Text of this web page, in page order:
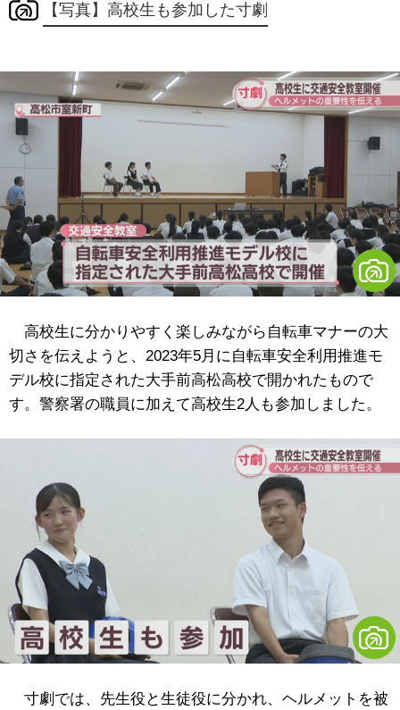
【写真】高校生も参加した寸劇
高校生に分かりやすく楽しみながら自転車マナーの大
切さを伝えようと、2023年5月に自転車安全利用推進モ
デル校に指定された大手前高松高校で開かれたもので
す。警察署の職員に加えて高校生2人も参加しました。
寸劇では、先生役と生徒役に分かれ、ヘルメットを被